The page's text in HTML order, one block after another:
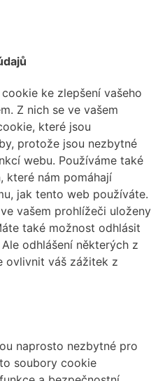
ke zlepšení vašeho
Z nich se ve vašem
které jsou
protože jsou nezbytné
webu. Používáme také
které nám pomáhají
jak tento web používáte.
vašem prohlížeči uloženy
také možnost odhlásit
odhlášení některých z
ovlivnit váš zážitek z
naprosto nezbytné pro
soubory cookie